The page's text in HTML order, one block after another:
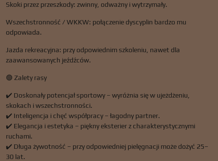
Skoki przez przeszkody: zwinny, odważny i wytrzymały.
Wszechstronność / WKKW: połączenie dyscyplin bardzo mu
odpowiada.
Jazda rekreacyjna: przy odpowiednim szkoleniu, nawet dla
zaawansowanych jeźdźców.
🟢 Zalety rasy
✔️ Doskonały potencjał sportowy – wyróżnia się w ujeżdżeniu,
skokach i wszechstronności.
✔️ Inteligencja i chęć współpracy – łagodny partner.
✔️ Elegancja i estetyka – piękny eksterier z charakterystycznymi
ruchami.
✔️ Długa żywotność – przy odpowiedniej pielęgnacji może dożyć 25–
30 lat.